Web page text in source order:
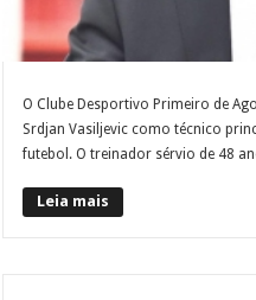
O Clube Desportivo Primeiro de
Srdjan Vasiljevic como técnico
futebol. O treinador sérvio de 48
Leia mais